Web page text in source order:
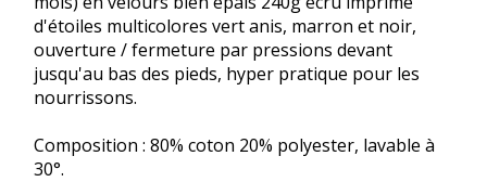
d'étoiles multicolores vert anis, marron et noir,
ouverture / fermeture par pressions devant
jusqu'au bas des pieds, hyper pratique pour les
nourrissons.
Composition : 80% coton 20% polyester, lavable à
30°.